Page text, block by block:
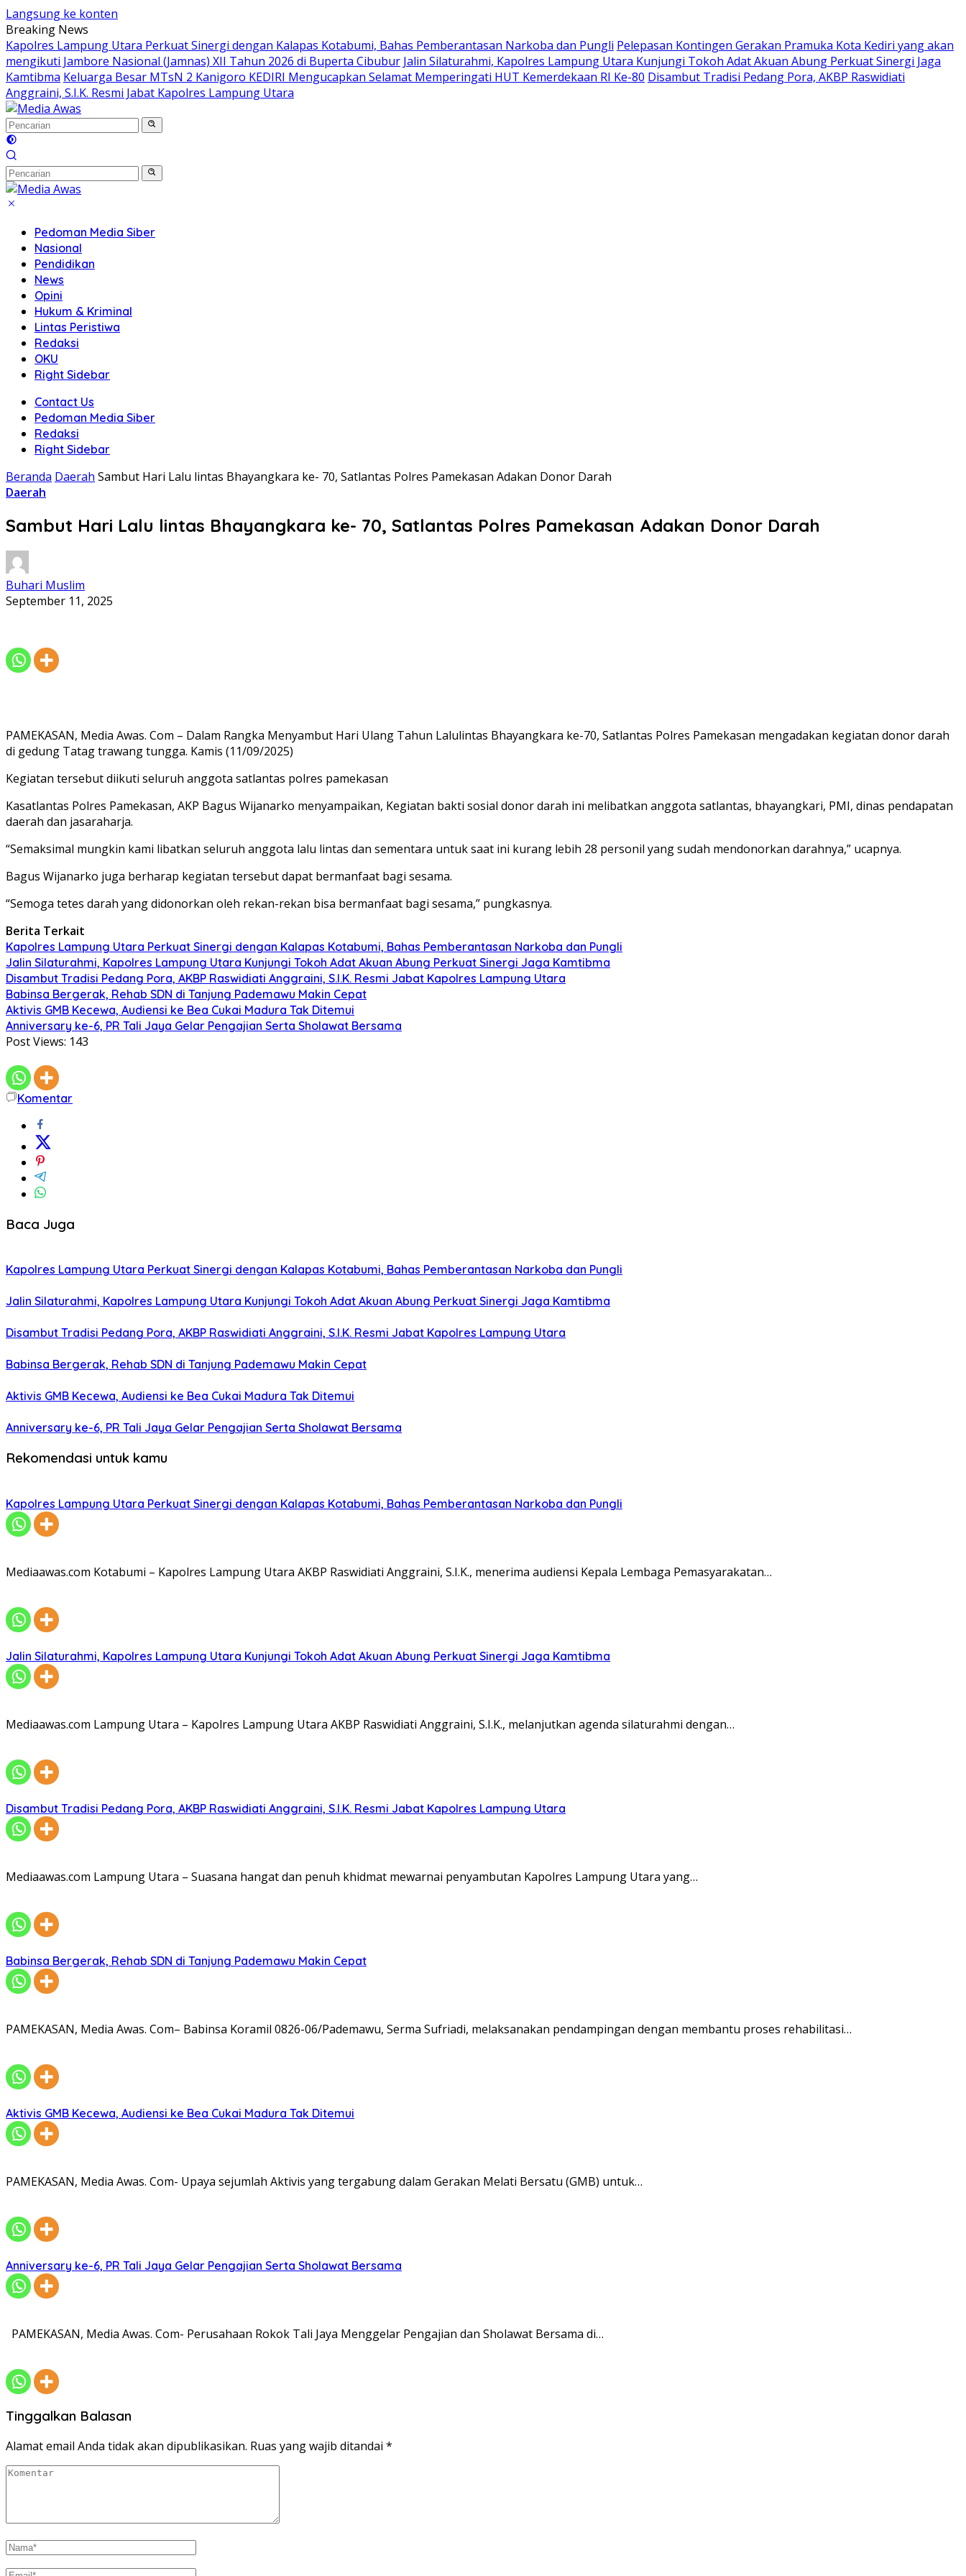
Langsung ke konten
Breaking News
Kapolres Lampung Utara Perkuat Sinergi dengan Kalapas Kotabumi, Bahas Pemberantasan Narkoba dan Pungli Pelepasan Kontingen Gerakan Pramuka Kota Kediri yang akan
mengikuti Jambore Nasional (Jamnas) XII Tahun 2026 di Buperta Cibubur Jalin Silaturahmi, Kapolres Lampung Utara Kunjungi Tokoh Adat Akuan Abung Perkuat Sinergi Jaga
Kamtibma Keluarga Besar MTsN 2 Kanigoro KEDIRI Mengucapkan Selamat Memperingati HUT Kemerdekaan RI Ke-80 Disambut Tradisi Pedang Pora, AKBP Raswidiati
Anggraini, S.I.K. Resmi Jabat Kapolres Lampung Utara
Pedoman Media Siber
Nasional
Pendidikan
News
Opini
Hukum & Kriminal
Lintas Peristiwa
Redaksi
OKU
Right Sidebar
Contact Us
Pedoman Media Siber
Redaksi
Right Sidebar
Beranda Daerah Sambut Hari Lalu lintas Bhayangkara ke- 70, Satlantas Polres Pamekasan Adakan Donor Darah
Daerah
Sambut Hari Lalu lintas Bhayangkara ke- 70, Satlantas Polres Pamekasan Adakan Donor Darah
Buhari Muslim
September 11, 2025
PAMEKASAN, Media Awas. Com – Dalam Rangka Menyambut Hari Ulang Tahun Lalulintas Bhayangkara ke-70, Satlantas Polres Pamekasan mengadakan kegiatan donor darah
di gedung Tatag trawang tungga. Kamis (11/09/2025)
Kegiatan tersebut diikuti seluruh anggota satlantas polres pamekasan
Kasatlantas Polres Pamekasan, AKP Bagus Wijanarko menyampaikan, Kegiatan bakti sosial donor darah ini melibatkan anggota satlantas, bhayangkari, PMI, dinas pendapatan
daerah dan jasaraharja.
“Semaksimal mungkin kami libatkan seluruh anggota lalu lintas dan sementara untuk saat ini kurang lebih 28 personil yang sudah mendonorkan darahnya,” ucapnya.
Bagus Wijanarko juga berharap kegiatan tersebut dapat bermanfaat bagi sesama.
“Semoga tetes darah yang didonorkan oleh rekan-rekan bisa bermanfaat bagi sesama,” pungkasnya.
Berita Terkait
Kapolres Lampung Utara Perkuat Sinergi dengan Kalapas Kotabumi, Bahas Pemberantasan Narkoba dan Pungli
Jalin Silaturahmi, Kapolres Lampung Utara Kunjungi Tokoh Adat Akuan Abung Perkuat Sinergi Jaga Kamtibma
Disambut Tradisi Pedang Pora, AKBP Raswidiati Anggraini, S.I.K. Resmi Jabat Kapolres Lampung Utara
Babinsa Bergerak, Rehab SDN di Tanjung Pademawu Makin Cepat
Aktivis GMB Kecewa, Audiensi ke Bea Cukai Madura Tak Ditemui
Anniversary ke-6, PR Tali Jaya Gelar Pengajian Serta Sholawat Bersama
Post Views: 143
Komentar
Baca Juga
Kapolres Lampung Utara Perkuat Sinergi dengan Kalapas Kotabumi, Bahas Pemberantasan Narkoba dan Pungli
Jalin Silaturahmi, Kapolres Lampung Utara Kunjungi Tokoh Adat Akuan Abung Perkuat Sinergi Jaga Kamtibma
Disambut Tradisi Pedang Pora, AKBP Raswidiati Anggraini, S.I.K. Resmi Jabat Kapolres Lampung Utara
Babinsa Bergerak, Rehab SDN di Tanjung Pademawu Makin Cepat
Aktivis GMB Kecewa, Audiensi ke Bea Cukai Madura Tak Ditemui
Anniversary ke-6, PR Tali Jaya Gelar Pengajian Serta Sholawat Bersama
Rekomendasi untuk kamu
Kapolres Lampung Utara Perkuat Sinergi dengan Kalapas Kotabumi, Bahas Pemberantasan Narkoba dan Pungli
Mediaawas.com Kotabumi – Kapolres Lampung Utara AKBP Raswidiati Anggraini, S.I.K., menerima audiensi Kepala Lembaga Pemasyarakatan…
Jalin Silaturahmi, Kapolres Lampung Utara Kunjungi Tokoh Adat Akuan Abung Perkuat Sinergi Jaga Kamtibma
Mediaawas.com Lampung Utara – Kapolres Lampung Utara AKBP Raswidiati Anggraini, S.I.K., melanjutkan agenda silaturahmi dengan…
Disambut Tradisi Pedang Pora, AKBP Raswidiati Anggraini, S.I.K. Resmi Jabat Kapolres Lampung Utara
Mediaawas.com Lampung Utara – Suasana hangat dan penuh khidmat mewarnai penyambutan Kapolres Lampung Utara yang…
Babinsa Bergerak, Rehab SDN di Tanjung Pademawu Makin Cepat
PAMEKASAN, Media Awas. Com– Babinsa Koramil 0826-06/Pademawu, Serma Sufriadi, melaksanakan pendampingan dengan membantu proses rehabilitasi…
Aktivis GMB Kecewa, Audiensi ke Bea Cukai Madura Tak Ditemui
PAMEKASAN, Media Awas. Com- Upaya sejumlah Aktivis yang tergabung dalam Gerakan Melati Bersatu (GMB) untuk…
Anniversary ke-6, PR Tali Jaya Gelar Pengajian Serta Sholawat Bersama
PAMEKASAN, Media Awas. Com- Perusahaan Rokok Tali Jaya Menggelar Pengajian dan Sholawat Bersama di…
Tinggalkan Balasan
Alamat email Anda tidak akan dipublikasikan. Ruas yang wajib ditandai *